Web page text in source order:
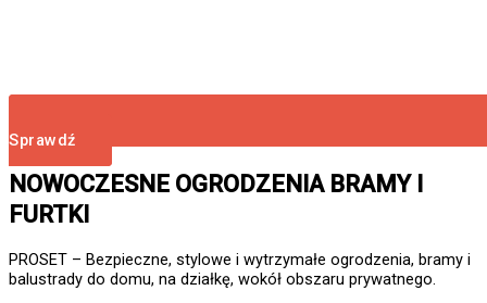
Sprawdź
NOWOCZESNE OGRODZENIA BRAMY I
FURTKI
PROSET – Bezpieczne, stylowe i wytrzymałe ogrodzenia, bramy i
balustrady do domu, na działkę, wokół obszaru prywatnego.